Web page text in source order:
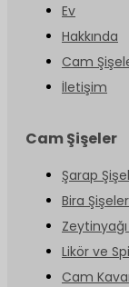
Ev
Hakkında
Cam
İletişim
Cam Şişeler
Şarap
Bira
Likör ve
Cam